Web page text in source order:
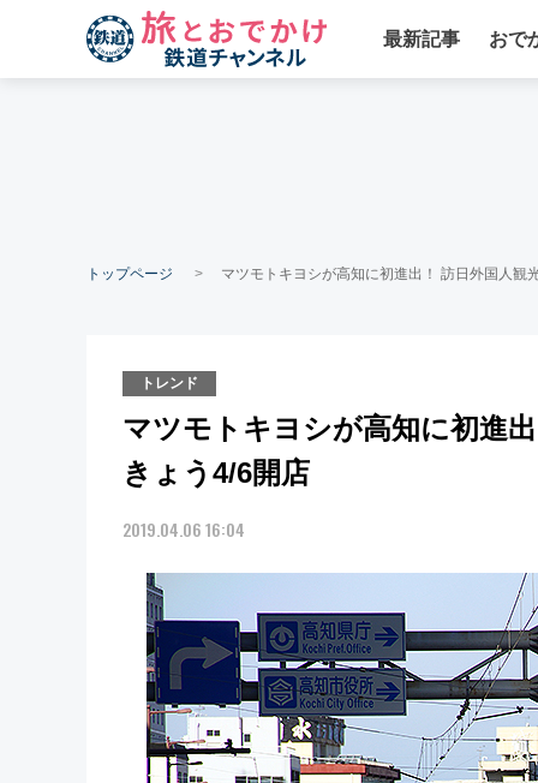
最新記事 おで
トップページ マツモトキヨシが高知に初進出！ 訪日外国人観
トレンド
マツモトキヨシが高知に初進
きょう4/6開店
2019.04.06 16:04